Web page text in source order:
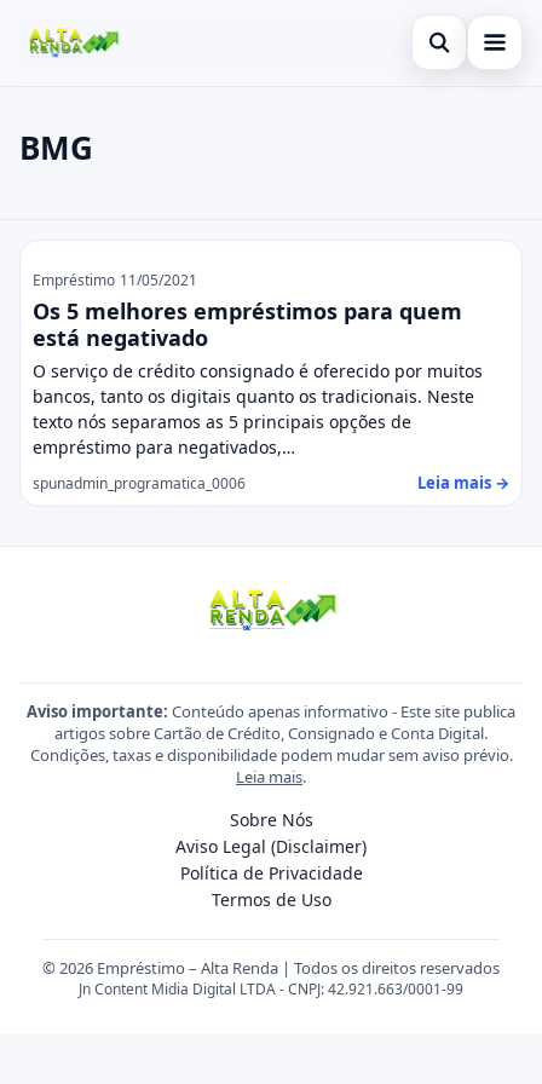
Abrir busca
Conta Digital
Empréstimo
Finanças
Imóvel
Legal
Pressione Enter para buscar ou ESC para fechar.
BMG
BMG
Empréstimo 11/05/2021
Os 5 melhores empréstimos para quem
está negativado
O serviço de crédito consignado é oferecido por muitos
bancos, tanto os digitais quanto os tradicionais. Neste
texto nós separamos as 5 principais opções de
empréstimo para negativados,…
spunadmin_programatica_0006 Leia mais →
Aviso importante: Conteúdo apenas informativo - Este site publica
artigos sobre Cartão de Crédito, Consignado e Conta Digital.
Condições, taxas e disponibilidade podem mudar sem aviso prévio.
Leia mais.
Sobre Nós
Aviso Legal (Disclaimer)
Política de Privacidade
Termos de Uso
© 2026 Empréstimo – Alta Renda | Todos os direitos reservados
Jn Content Midia Digital LTDA - CNPJ: 42.921.663/0001-99